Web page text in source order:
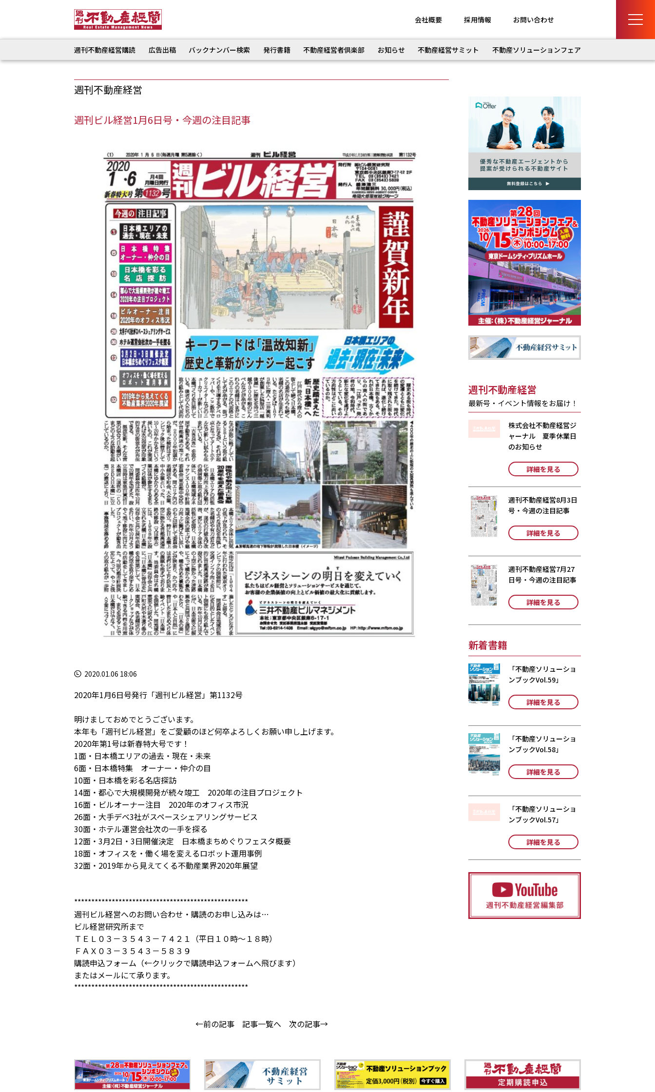
会社概要 採用情報 お問い合わせ
週刊不動産経営購読 広告出稿 バックナンバー検索 発行書籍 不動産経営者倶楽部 お知らせ 不動産経営サミット 不動産ソリューションフェア
週刊不動産経営
週刊ビル経営1月6日号・今週の注目記事
2020.01.06 18:06
2020年1月6日号発行「週刊ビル経営」第1132号
明けましておめでとうございます。
本年も「週刊ビル経営」をご愛顧のほど何卒よろしくお願い申し上げます。
2020年第1号は新春特大号です！
1面・日本橋エリアの過去・現在・未来
6面・日本橋特集 オーナー・仲介の目
10面・日本橋を彩る名店探訪
14面・都心で大規模開発が続々竣工 2020年の注目プロジェクト
16面・ビルオーナー注目 2020年のオフィス市況
26面・大手デベ3社がスペースシェアリングサービス
30面・ホテル運営会社次の一手を探る
12面・3月2日・3日開催決定 日本橋まちめぐりフェスタ概要
18面・オフィスを・働く場を変えるロボット運用事例
32面・2019年から見えてくる不動産業界2020年展望
***************************************************
週刊ビル経営へのお問い合わせ・購読のお申し込みは…
ビル経営研究所まで
ＴＥＬ０３－３５４３－７４２１（平日１０時～１８時）
ＦＡＸ０３－３５４３－５８３９
購読申込フォーム （←クリックで購読申込フォームへ飛びます）
またはメールにて承ります。
***************************************************
←前の記事 記事一覧へ 次の記事→
週刊不動産経営
最新号・イベント情報をお届け！
株式会社不動産経営ジ
ャーナル 夏季休業日
のお知らせ
詳細を見る
週刊不動産経営8月3日
号・今週の注目記事
詳細を見る
週刊不動産経営7月27
日号・今週の注目記事
詳細を見る
新着書籍
「不動産ソリューショ
ンブックVol.59」
詳細を見る
「不動産ソリューショ
ンブックVol.58」
詳細を見る
「不動産ソリューショ
ンブックVol.57」
詳細を見る